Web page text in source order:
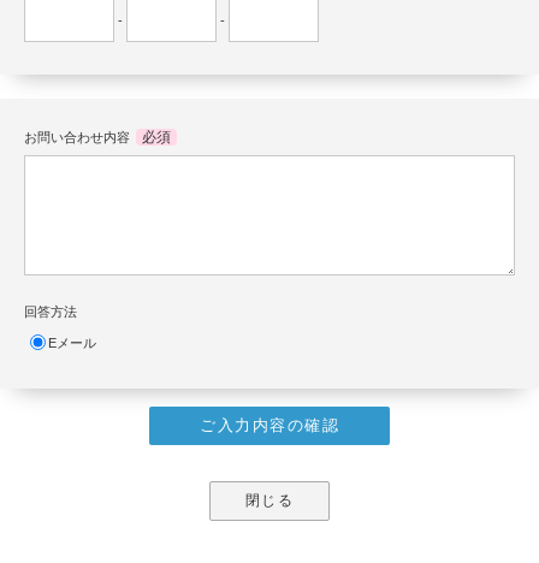
- -
お問い合わせ内容 必須
回答方法
Eメール